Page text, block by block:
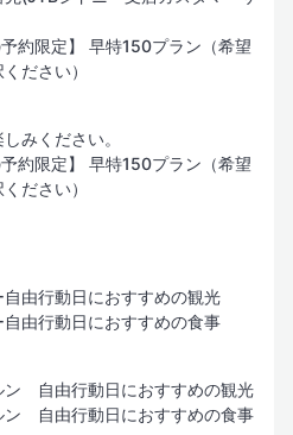
約限定】 早特150プラン（希望
ださい）
みください。
約限定】 早特150プラン（希望
ださい）
由行動日におすすめの観光
由行動日におすすめの食事
ン 自由行動日におすすめの観光
ン 自由行動日におすすめの食事